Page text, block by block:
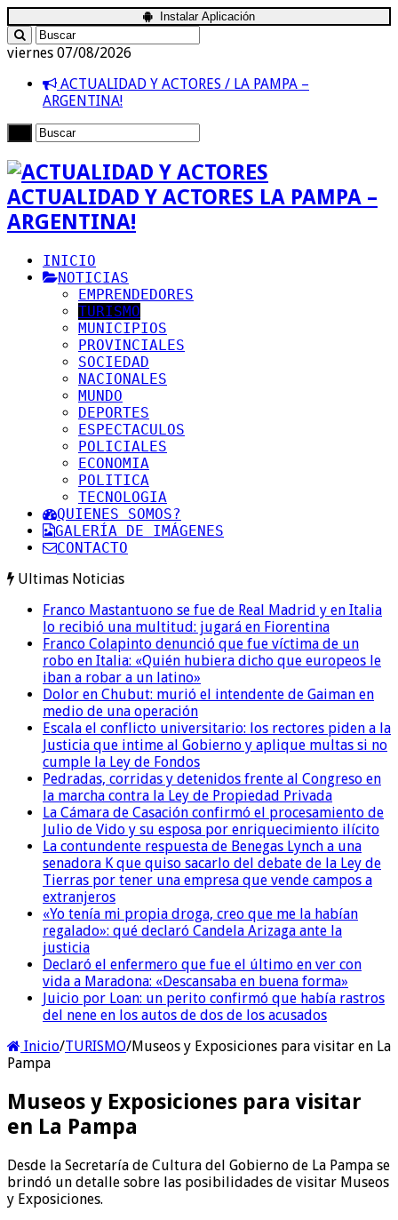
Instalar Aplicación
viernes 07/08/2026
ACTUALIDAD Y ACTORES / LA PAMPA –
ARGENTINA!
ACTUALIDAD Y ACTORES LA PAMPA –
ARGENTINA!
INICIO
NOTICIAS
EMPRENDEDORES
TURISMO
MUNICIPIOS
PROVINCIALES
SOCIEDAD
NACIONALES
MUNDO
DEPORTES
ESPECTACULOS
POLICIALES
ECONOMIA
POLITICA
TECNOLOGIA
QUIENES SOMOS?
GALERÍA DE IMÁGENES
CONTACTO
Ultimas Noticias
Franco Mastantuono se fue de Real Madrid y en Italia
lo recibió una multitud: jugará en Fiorentina
Franco Colapinto denunció que fue víctima de un
robo en Italia: «Quién hubiera dicho que europeos le
iban a robar a un latino»
Dolor en Chubut: murió el intendente de Gaiman en
medio de una operación
Escala el conflicto universitario: los rectores piden a la
Justicia que intime al Gobierno y aplique multas si no
cumple la Ley de Fondos
Pedradas, corridas y detenidos frente al Congreso en
la marcha contra la Ley de Propiedad Privada
La Cámara de Casación confirmó el procesamiento de
Julio de Vido y su esposa por enriquecimiento ilícito
La contundente respuesta de Benegas Lynch a una
senadora K que quiso sacarlo del debate de la Ley de
Tierras por tener una empresa que vende campos a
extranjeros
«Yo tenía mi propia droga, creo que me la habían
regalado»: qué declaró Candela Arizaga ante la
justicia
Declaró el enfermero que fue el último en ver con
vida a Maradona: «Descansaba en buena forma»
Juicio por Loan: un perito confirmó que había rastros
del nene en los autos de dos de los acusados
Inicio/TURISMO/Museos y Exposiciones para visitar en La
Pampa
Museos y Exposiciones para visitar
en La Pampa
Desde la Secretaría de Cultura del Gobierno de La Pampa se
brindó un detalle sobre las posibilidades de visitar Museos
y Exposiciones.